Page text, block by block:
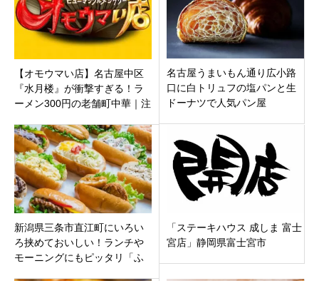
【オモウマい店】名古屋中区
『水月楼』が衝撃すぎる！ラ
ーメン300円の老舗町中華｜注
い！？
名古屋うまいもん通り広小路
口に白トリュフの塩パンと生
ドーナツで人気パン屋
店」がオープン！
新潟県三条市直江町にいろい
ろ挟めておいしい！ランチや
モーニングにもピッタリ「ふ
「ステーキハウス 成しま 富士
宮店」静岡県富士宮市